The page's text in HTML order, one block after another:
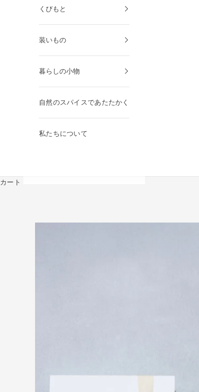
くびもと
装いもの
暮らしの小物
自然のスパイスであたたかく
私たちについて
カート